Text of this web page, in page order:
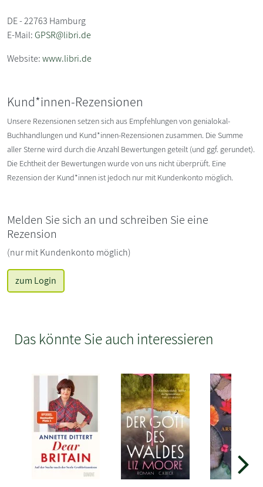
DE - 22763 Hamburg
E-Mail:GPSR@libri.de
Website:www.libri.de
Kund*innen-Rezensionen
Unsere Rezensionen setzen sich aus Empfehlungen von genialokal-
Buchhandlungen und Kund*innen-Rezensionen zusammen. Die Summe
aller Sterne wird durch die Anzahl Bewertungen geteilt (und ggf. gerundet).
Die Echtheit der Bewertungen wurde von uns nicht überprüft. Eine
Rezension der Kund*innen ist jedoch nur mit Kundenkonto möglich.
Melden Sie sich an und schreiben Sie eine
Rezension
(nur mit Kundenkonto möglich)
zum Login
Das könnte Sie auch interessieren